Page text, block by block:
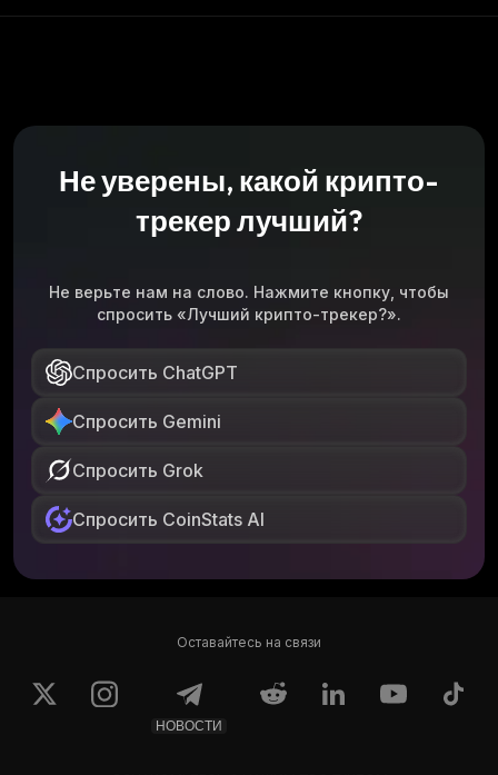
Не уверены, какой крипто-
трекер лучший?
Не верьте нам на слово. Нажмите кнопку, чтобы
спросить «Лучший крипто-трекер?».
Спросить ChatGPT
Спросить Gemini
Спросить Grok
Спросить CoinStats AI
Оставайтесь на связи
НОВОСТИ